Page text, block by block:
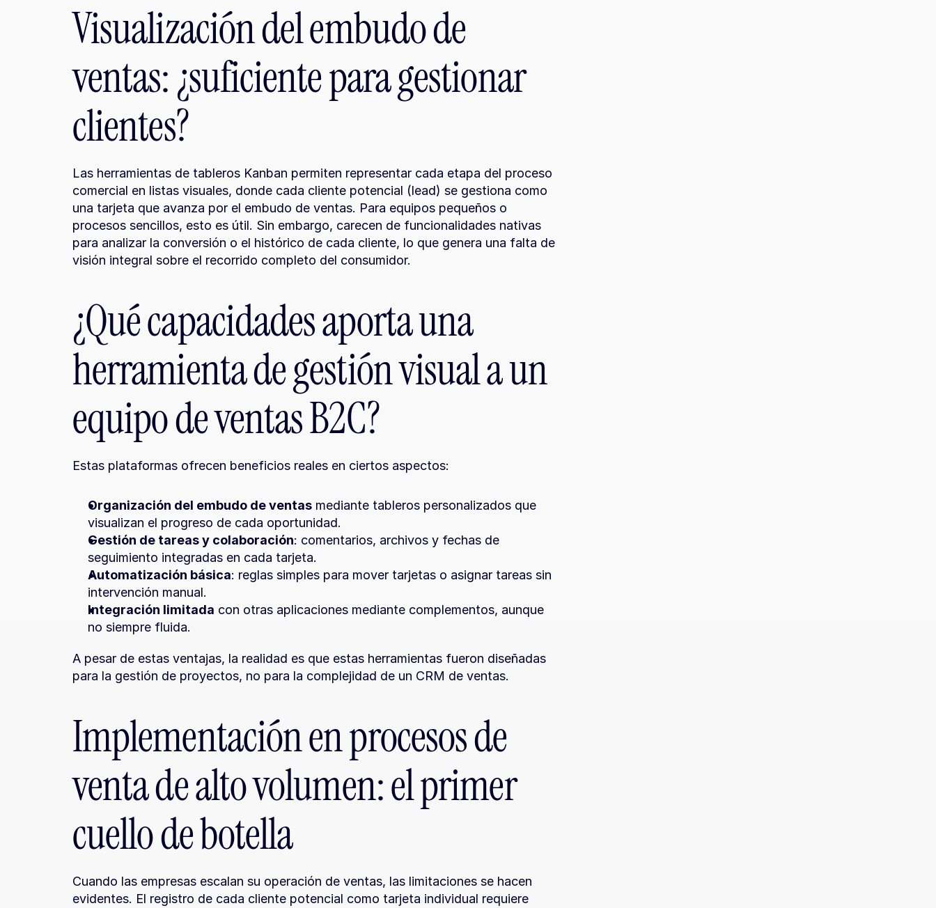
Visualización del embudo de
ventas: ¿suficiente para gestionar
clientes?
Las herramientas de tableros Kanban permiten representar cada etapa del proceso
comercial en listas visuales, donde cada cliente potencial (lead) se gestiona como
una tarjeta que avanza por el embudo de ventas. Para equipos pequeños o
procesos sencillos, esto es útil. Sin embargo, carecen de funcionalidades nativas
para analizar la conversión o el histórico de cada cliente, lo que genera una falta de
visión integral sobre el recorrido completo del consumidor.
¿Qué capacidades aporta una
herramienta de gestión visual a un
equipo de ventas B2C?
Estas plataformas ofrecen beneficios reales en ciertos aspectos:
Organización del embudo de ventas mediante tableros personalizados que
visualizan el progreso de cada oportunidad.
Gestión de tareas y colaboración: comentarios, archivos y fechas de
seguimiento integradas en cada tarjeta.
Automatización básica: reglas simples para mover tarjetas o asignar tareas sin
intervención manual.
Integración limitada con otras aplicaciones mediante complementos, aunque
no siempre fluida.
A pesar de estas ventajas, la realidad es que estas herramientas fueron diseñadas
para la gestión de proyectos, no para la complejidad de un CRM de ventas.
Implementación en procesos de
venta de alto volumen: el primer
cuello de botella
Cuando las empresas escalan su operación de ventas, las limitaciones se hacen
evidentes. El registro de cada cliente potencial como tarjeta individual requiere